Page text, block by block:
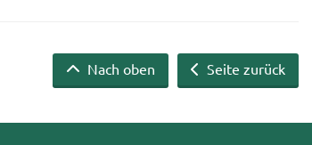
Seite zurück
Nach oben